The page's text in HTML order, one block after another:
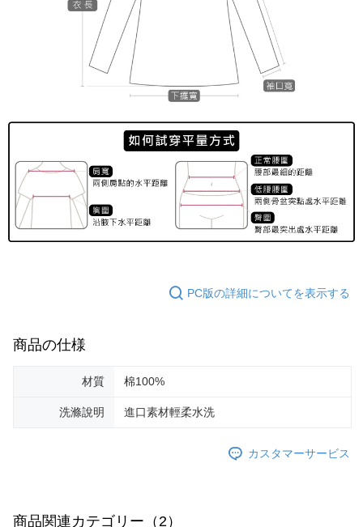
PC版の詳細についてを表示する
商品の仕様
材質 棉100%
洗滌說明 進口素材輕柔水洗
カスタマーサービス
商品関連カテゴリー（2）